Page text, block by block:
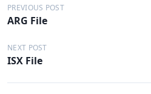
Đ
i
ề
u
h
PREVIOUS POST
ARG File
NEXT POST
ISX File